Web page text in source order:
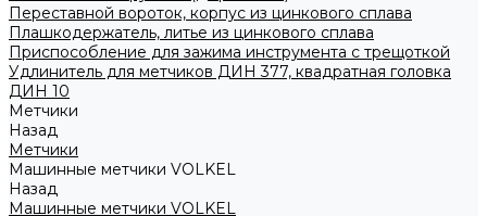
Переставной вороток, корпус из цинкового сплава
Плашкодержатель, литье из цинкового сплава
Приспособление для зажима инструмента с трещоткой
Удлинитель для метчиков ДИН 377, квадратная головка
ДИН 10
Метчики
Назад
Метчики
Машинные метчики VOLKEL
Назад
Машинные метчики VOLKEL